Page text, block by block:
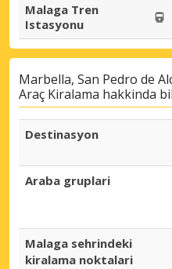
Malaga Tren
Istasyonu
Marbella, San Pedro de
Araç Kiralama hakkinda
Destinasyon
Araba gruplari
Malaga sehrindeki
kiralama noktalari